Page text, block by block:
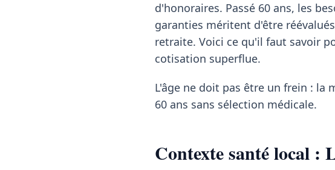
d'honoraires. Passé 60 ans, les
garanties méritent d'être
retraite. Voici ce qu'il faut savoir
cotisation superflue.
L'âge ne doit pas être un frein : la
60 ans sans sélection médicale.
Contexte santé local :